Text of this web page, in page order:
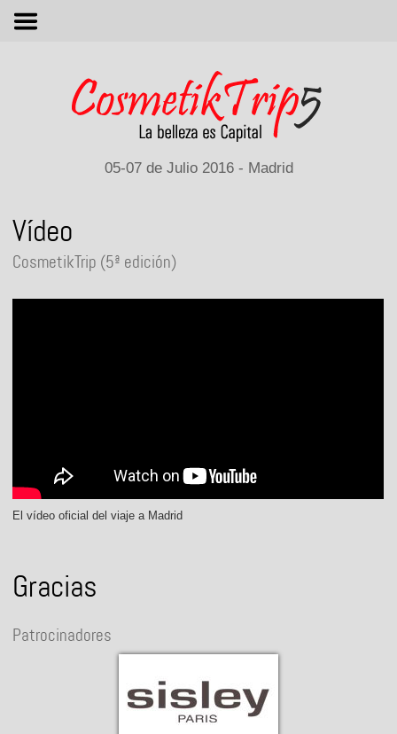
05-07 de Julio 2016 - Madrid
Vídeo
CosmetikTrip (5ª edición)
El vídeo oficial del viaje a Madrid
Gracias
Patrocinadores